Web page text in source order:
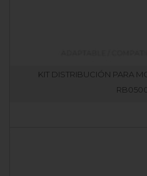
KIT DISTRIBUCIÓN PARA